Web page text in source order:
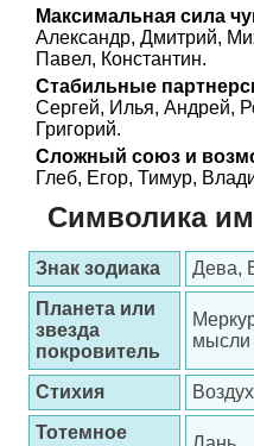
Максимальная сила
Александр, Дмитрий,
Павел, Константин.
Стабильные
Сергей, Илья, Андрей,
Григорий.
Сложный союз и
Глеб, Егор, Тимур,
Символика
Знак зодиака
Дева,
Планета или
звезда
покровитель
мысли
Стихия
Воздух
Тотемное